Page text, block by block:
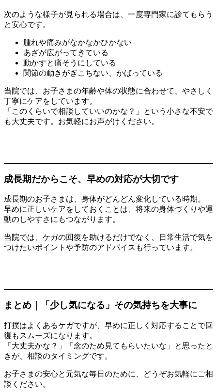
次のような様子が見られる場合は、一度専門家に診てもらう
と安心です。
腫れや痛みがなかなかひかない
あざが広がってきている
動かすと痛そうにしている
関節の動きがぎこちない、かばっている
当院では、お子さまの年齢や体の状態に合わせて、やさしく
丁寧にケアをしています。
「このくらいで相談していいのかな？」という小さな不安で
も大丈夫です。お気軽にお声がけください。
成長期だからこそ、早めの対応が大切です
成長期のお子さまは、身体がどんどん変化している時期。
早めに正しいケアをしておくことは、将来の身体づくりや運
動のしやすさにもつながります。
当院では、ケガの回復を助けるだけでなく、日常生活で気を
つけたいポイントや予防のアドバイスも行っています。
まとめ｜「少し気になる」その気持ちを大事に
打撲はよくあるケガですが、早めに正しく対応することで回
復もスムーズになります。
「大丈夫かな？」「念のため見てもらいたいな」と思ったと
きが、相談のタイミングです。
お子さまの安心と元気な毎日のために、どうぞお気軽にご相
談ください。